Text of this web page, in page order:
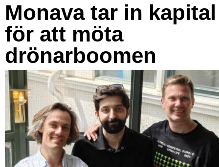
Monava tar in kapital
för att möta
drönarboomen